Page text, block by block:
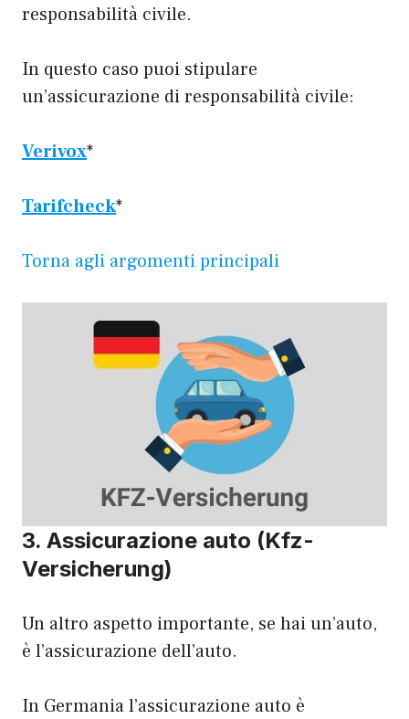
responsabilità civile.
In questo caso puoi stipulare
un’assicurazione di responsabilità civile:
Verivox*
Tarifcheck*
Torna agli argomenti principali
3. Assicurazione auto (Kfz-
Versicherung)
Un altro aspetto importante, se hai un’auto,
è l’assicurazione dell’auto.
In Germania l’assicurazione auto è